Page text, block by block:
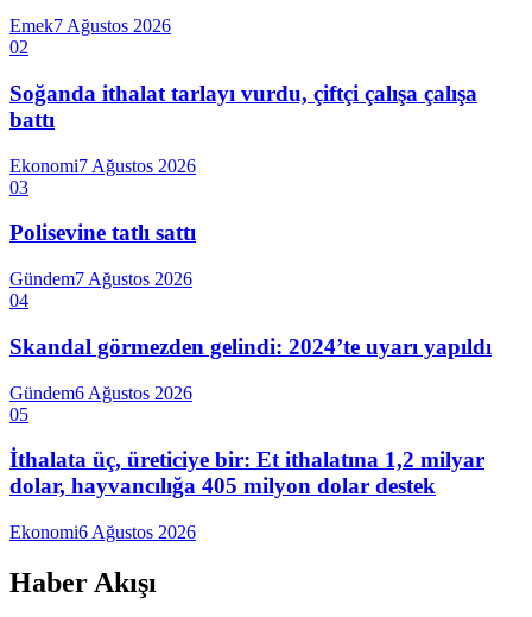
Emek7 Ağustos 2026
02
Soğanda ithalat tarlayı vurdu, çiftçi çalışa çalışa
battı
Ekonomi7 Ağustos 2026
03
Polisevine tatlı sattı
Gündem7 Ağustos 2026
04
Skandal görmezden gelindi: 2024’te uyarı yapıldı
Gündem6 Ağustos 2026
05
İthalata üç, üreticiye bir: Et ithalatına 1,2 milyar
dolar, hayvancılığa 405 milyon dolar destek
Ekonomi6 Ağustos 2026
Haber Akışı